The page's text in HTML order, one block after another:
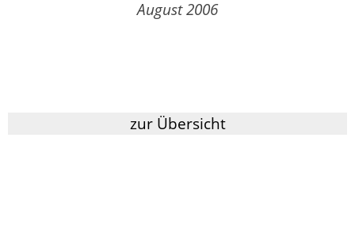
August 2006
zur Übersicht